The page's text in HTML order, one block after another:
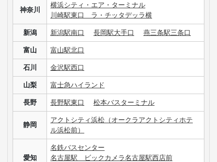
神奈川
横浜シティ・エア・ターミナル
川崎駅東口 ラ・チッタデッラ横
新潟 新潟駅南口 長岡駅大手口 燕三条駅三条口
富山 富山駅北口
石川 金沢駅西口
山梨 富士急ハイランド
長野 長野駅東口 松本バスターミナル
静岡
アクトシティ浜松（オークラアクトシティホテ
ル浜松前）
愛知
名鉄バスセンター
名古屋駅 ビックカメラ名古屋駅西店前